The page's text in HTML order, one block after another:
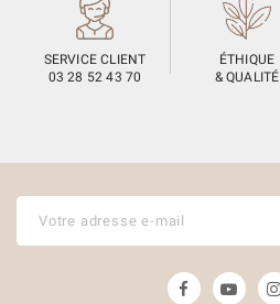
SERVICE CLIENT
03 28 52 43 70
ÉTHIQUE
& QUALITÉ